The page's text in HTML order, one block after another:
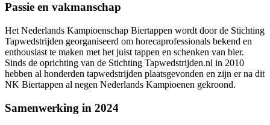
Passie en vakmanschap
Het Nederlands Kampioenschap Biertappen wordt door de Stichting
Tapwedstrijden georganiseerd om horecaprofessionals bekend en
enthousiast te maken met het juist tappen en schenken van bier.
Sinds de oprichting van de Stichting Tapwedstrijden.nl in 2010
hebben al honderden tapwedstrijden plaatsgevonden en zijn er na dit
NK Biertappen al negen Nederlands Kampioenen gekroond.
Samenwerking in 2024